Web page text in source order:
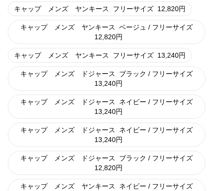
キャップ メンズ ヤンキース フリーサイズ 12,820円
キャップ メンズ ヤンキース
ベージュ / フリーサイズ
12,820円
キャップ メンズ ヤンキース フリーサイズ 13,240円
キャップ メンズ ドジャース
ブラック / フリーサイズ
13,240円
キャップ メンズ ドジャース
ネイビー / フリーサイズ
13,240円
キャップ メンズ ドジャース
ネイビー / フリーサイズ
13,240円
キャップ メンズ ドジャース
ブラック / フリーサイズ
12,820円
キャップ メンズ ヤンキース
ネイビー / フリーサイズ